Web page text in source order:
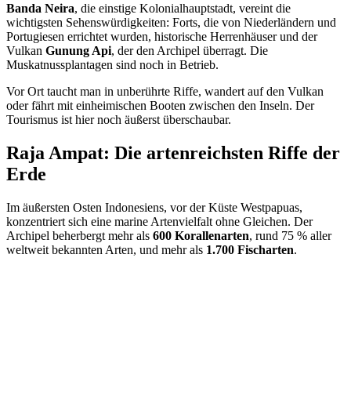
Banda Neira, die einstige Kolonialhauptstadt, vereint die
wichtigsten Sehenswürdigkeiten: Forts, die von Niederländern und
Portugiesen errichtet wurden, historische Herrenhäuser und der
Vulkan Gunung Api, der den Archipel überragt. Die
Muskatnussplantagen sind noch in Betrieb.
Vor Ort taucht man in unberührte Riffe, wandert auf den Vulkan
oder fährt mit einheimischen Booten zwischen den Inseln. Der
Tourismus ist hier noch äußerst überschaubar.
Raja Ampat: Die artenreichsten Riffe der
Erde
Im äußersten Osten Indonesiens, vor der Küste Westpapuas,
konzentriert sich eine marine Artenvielfalt ohne Gleichen. Der
Archipel beherbergt mehr als 600 Korallenarten, rund 75 % aller
weltweit bekannten Arten, und mehr als 1.700 Fischarten.